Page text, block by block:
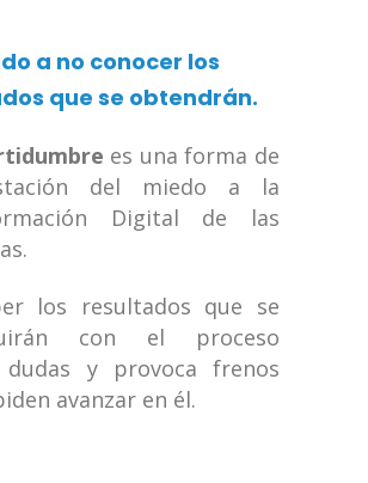
a no conocer los
que se obtendrán.
es una forma de
del miedo a la
Digital de las
los resultados que se
con el proceso
dudas y provoca frenos
avanzar en él.